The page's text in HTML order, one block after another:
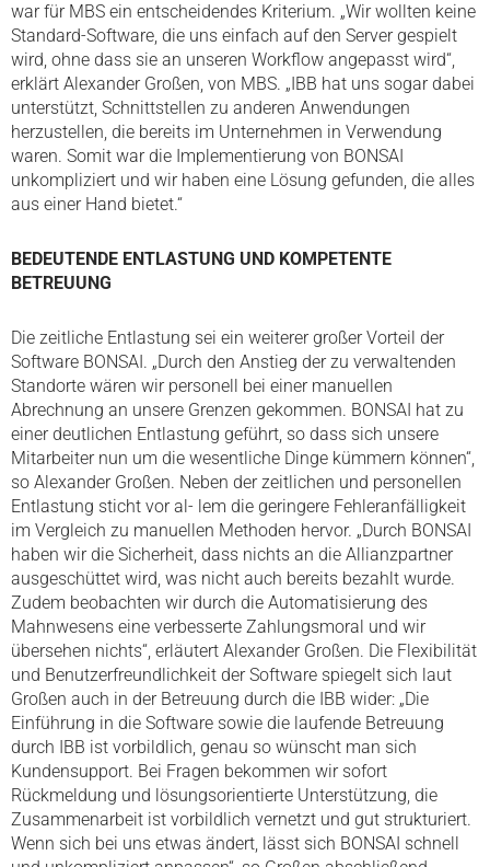
war für MBS ein entscheidendes Kriterium. „Wir wollten keine
Standard-Software, die uns einfach auf den Server gespielt
wird, ohne dass sie an unseren Workflow angepasst wird“,
erklärt Alexander Großen, von MBS. „IBB hat uns sogar dabei
unterstützt, Schnittstellen zu anderen Anwendungen
herzustellen, die bereits im Unternehmen in Verwendung
waren. Somit war die Implementierung von BONSAI
unkompliziert und wir haben eine Lösung gefunden, die alles
aus einer Hand bietet.“
BEDEUTENDE ENTLASTUNG UND KOMPETENTE
BETREUUNG
Die zeitliche Entlastung sei ein weiterer großer Vorteil der
Software BONSAI. „Durch den Anstieg der zu verwaltenden
Standorte wären wir personell bei einer manuellen
Abrechnung an unsere Grenzen gekommen. BONSAI hat zu
einer deutlichen Entlastung geführt, so dass sich unsere
Mitarbeiter nun um die wesentliche Dinge kümmern können“,
so Alexander Großen. Neben der zeitlichen und personellen
Entlastung sticht vor al- lem die geringere Fehleranfälligkeit
im Vergleich zu manuellen Methoden hervor. „Durch BONSAI
haben wir die Sicherheit, dass nichts an die Allianzpartner
ausgeschüttet wird, was nicht auch bereits bezahlt wurde.
Zudem beobachten wir durch die Automatisierung des
Mahnwesens eine verbesserte Zahlungsmoral und wir
übersehen nichts“, erläutert Alexander Großen. Die Flexibilität
und Benutzerfreundlichkeit der Software spiegelt sich laut
Großen auch in der Betreuung durch die IBB wider: „Die
Einführung in die Software sowie die laufende Betreuung
durch IBB ist vorbildlich, genau so wünscht man sich
Kundensupport. Bei Fragen bekommen wir sofort
Rückmeldung und lösungsorientierte Unterstützung, die
Zusammenarbeit ist vorbildlich vernetzt und gut strukturiert.
Wenn sich bei uns etwas ändert, lässt sich BONSAI schnell